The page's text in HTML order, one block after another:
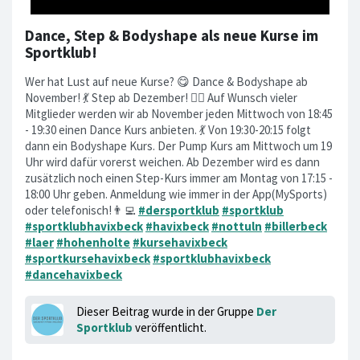
Dance, Step & Bodyshape als neue Kurse im
Sportklub!
Wer hat Lust auf neue Kurse? 😋 Dance & Bodyshape ab
November! 💃 Step ab Dezember! 🤸‍♂️ Auf Wunsch vieler
Mitglieder werden wir ab November jeden Mittwoch von 18:45
- 19:30 einen Dance Kurs anbieten. 💃 Von 19:30-20:15 folgt
dann ein Bodyshape Kurs. Der Pump Kurs am Mittwoch um 19
Uhr wird dafür vorerst weichen. Ab Dezember wird es dann
zusätzlich noch einen Step-Kurs immer am Montag von 17:15 -
18:00 Uhr geben. Anmeldung wie immer in der App(MySports)
oder telefonisch!👨‍💻 #dersportklub #sportklub
#sportklubhavixbeck #havixbeck #nottuln #billerbeck
#laer #hohenholte #kursehavixbeck
#sportkursehavixbeck #sportklubhavixbeck
#dancehavixbeck
Dieser Beitrag wurde in der Gruppe Der
Sportklub veröffentlicht.